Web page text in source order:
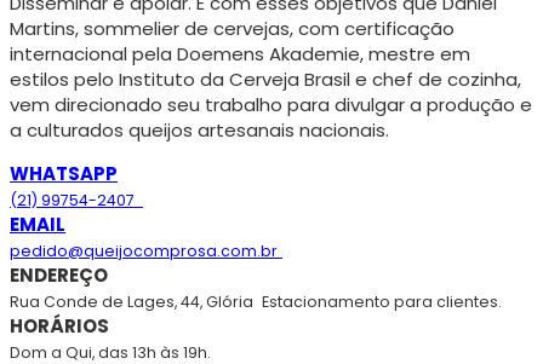
Martins, sommelier de cervejas, com certificação
internacional pela Doemens Akademie, mestre em
estilos pelo Instituto da Cerveja Brasil e chef de cozinha,
vem direcionado seu trabalho para divulgar a produção e
a culturados queijos artesanais nacionais.
WHATSAPP
(21) 99754-2407
EMAIL
pedido@queijocomprosa.com.br
ENDEREÇO
Rua Conde de Lages, 44, Glória Estacionamento para clientes.
HORÁRIOS
Dom a Qui, das 13h às 19h.